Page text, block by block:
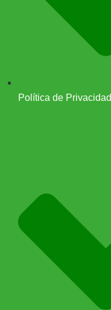
Política de Privacidad